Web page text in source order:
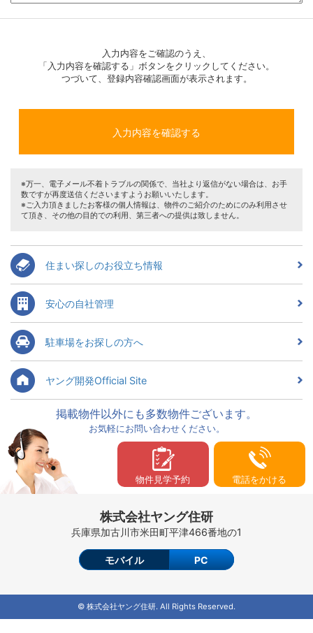
入力内容をご確認のうえ、
「入力内容を確認する」ボタンをクリックしてください。
つづいて、登録内容確認画面が表示されます。
※万一、電子メール不着トラブルの関係で、当社より返信がない場合は、お手
数ですが再度送信くださいますようお願いいたします。
※ご入力頂きましたお客様の個人情報は、物件のご紹介のためにのみ利用させ
て頂き、その他の目的での利用、第三者への提供は致しません。
住まい探しのお役立ち情報
安心の自社管理
駐車場をお探しの方へ
ヤング開発Official Site
掲載物件以外にも多数物件ございます。
お気軽にお問い合わせください。
物件見学予約 電話をかける
株式会社ヤング住研
兵庫県加古川市米田町平津466番地の1
モバイル PC
© 株式会社ヤング住研. All Rights Reserved.